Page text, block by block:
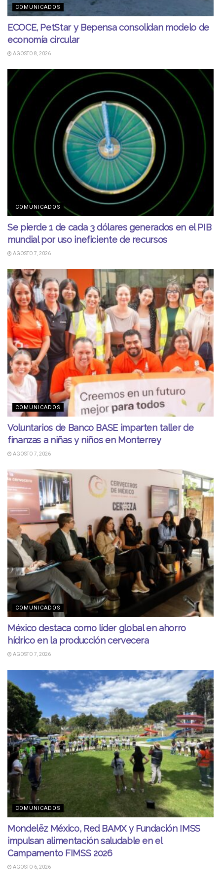
COMUNICADOS
ECOCE, PetStar y Bepensa consolidan modelo de
economía circular
AGOSTO 8, 2026
COMUNICADOS
Se pierde 1 de cada 3 dólares generados en el PIB
mundial por uso ineficiente de recursos
AGOSTO 7, 2026
COMUNICADOS
Voluntarios de Banco BASE imparten taller de
finanzas a niñas y niños en Monterrey
AGOSTO 7, 2026
COMUNICADOS
México destaca como líder global en ahorro
hídrico en la producción cervecera
AGOSTO 7, 2026
COMUNICADOS
Mondelēz México, Red BAMX y Fundación IMSS
impulsan alimentación saludable en el
Campamento FIMSS 2026
AGOSTO 6, 2026